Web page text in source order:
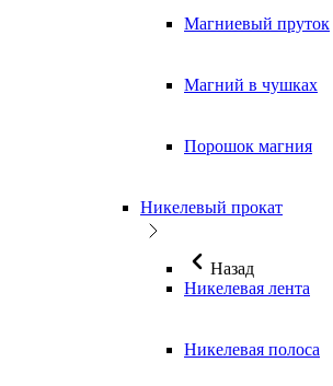
Магниевый пруток
Магний в чушках
Порошок магния
Никелевый прокат
Назад
Никелевая лента
Никелевая полоса